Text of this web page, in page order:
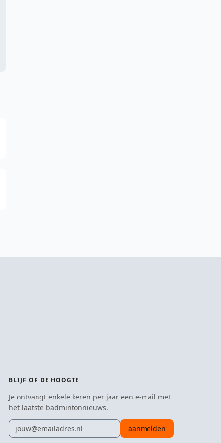
BLIJF OP DE HOOGTE
Je ontvangt enkele keren per jaar een e-mail met
het laatste badmintonnieuws.
E-mailadres
aanmelden